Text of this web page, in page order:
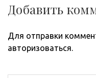
Добавить
Для отправки
авторизоваться.